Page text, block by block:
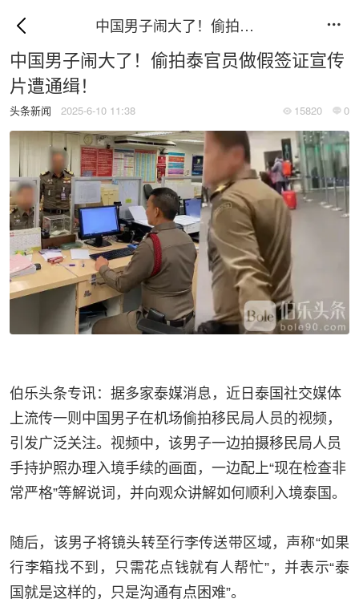
中国男子闹大了！偷拍泰官员做假签证宣传片遭通缉！ 
中国男子闹大了！偷拍泰官员做假签证宣传
片遭通缉！
 15820  0
头条新闻 2025-6-10 11:38
伯乐头条专讯： 据多家泰媒消息，近日泰国社交媒体
上流传一则中国男子在机场偷拍移民局人员的视频，
引发广泛关注。视频中，该男子一边拍摄移民局人员
手持护照办理入境手续的画面，一边配上“现在检查非
常严格”等解说词，并向观众讲解如何顺利入境泰国。
随后，该男子将镜头转至行李传送带区域，声称“如果
行李箱找不到，只需花点钱就有人帮忙”，并表示“泰
国就是这样的，只是沟通有点困难”。